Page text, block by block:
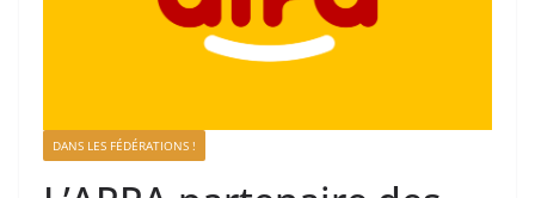
DANS LES FÉDÉRATIONS !